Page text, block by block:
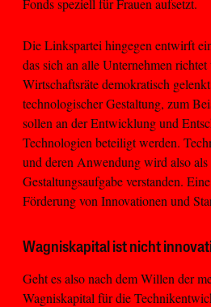
Fonds speziell für Frauen aufsetzt.
Die Linkspartei hingegen entwirft
das sich an alle Unternehmen
Wirtschaftsräte demokratisch
technologischer Gestaltung, zum
sollen an der Entwicklung und
Technologien beteiligt werden.
und deren Anwendung wird also als
Gestaltungsaufgabe verstanden.
Förderung von Innovationen und
Wagniskapital ist nicht
Geht es also nach dem Willen der
Wagniskapital für die